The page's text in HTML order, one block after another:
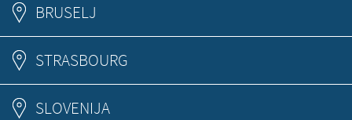
BRUSELJ
STRASBOURG
SLOVENIJA